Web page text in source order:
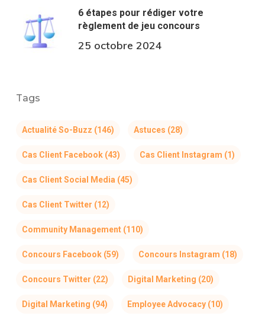
6 étapes pour rédiger votre
règlement de jeu concours
25 octobre 2024
Tags
Actualité So-Buzz (146) Astuces (28)
Cas Client Facebook(43) Cas Client Instagram (1)
Cas Client Social Media (45)
Cas Client Twitter (12)
Community Management(110)
Concours Facebook(59) Concours Instagram (18)
Concours Twitter (22) Digital Marketing (20)
Digital Marketing (94) Employee Advocacy(10)